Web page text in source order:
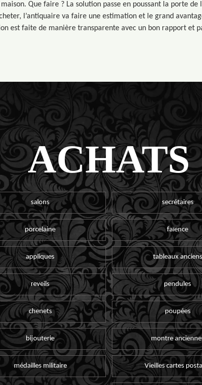
Que faire ? La solution passe en poussant la porte
l’antiquaire va faire une estimation et le grand
est faite de manière transparente avec un bon rapport et
ACHATS
salons secrétaires
porcelaine faïence
appliques tableaux anciens
reveils pendules
chenets poupées
bijouterie montre
médailles militaire Vieilles cartes